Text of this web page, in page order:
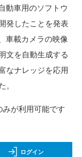
動車用のソフトウ
発したことを発表
車載カメラの映像
文を自動生成する
なナレッジを応用
が利用可能です
ログイン